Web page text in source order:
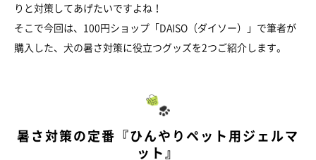
りと対策してあげたいですよね！
そこで今回は、100円ショップ「DAISO（ダイソー）」で筆者が
購入した、犬の暑さ対策に役立つグッズを2つご紹介します。
暑さ対策の定番『ひんやりペット用ジェルマ
ット』